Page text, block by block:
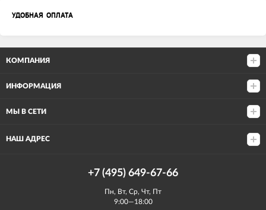
УДОБНАЯ ОПЛАТА
КОМПАНИЯ
ИНФОРМАЦИЯ
МЫ В СЕТИ
НАШ АДРЕС
+7 (495) 649-67-66
Пн, Вт, Ср, Чт, Пт
9:00—18:00